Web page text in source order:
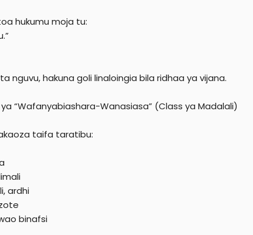
hukumu moja tu:
nguvu, hakuna goli linaloingia bila ridhaa ya vijana.
“Wafanyabiashara-Wanasiasa” (Class ya Madalali)
taifa taratibu:
ardhi
binafsi